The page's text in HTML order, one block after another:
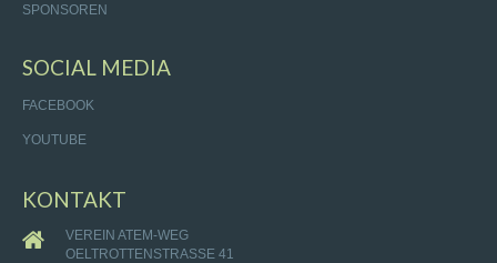
SPONSOREN
SOCIAL MEDIA
FACEBOOK
YOUTUBE
KONTAKT
VEREIN ATEM-WEG
OELTROTTENSTRASSE 41